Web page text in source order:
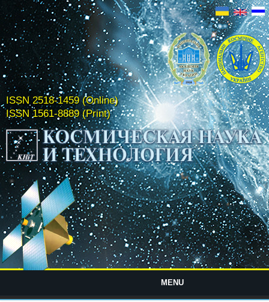
ISSN 2518-1459 (Online)
ISSN 1561-8889 (Print)
MENU